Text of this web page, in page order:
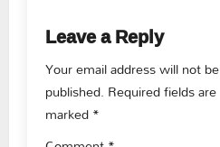
v
i
g
Leave a Reply
Your email address will not be
published. Required fields are
marked*